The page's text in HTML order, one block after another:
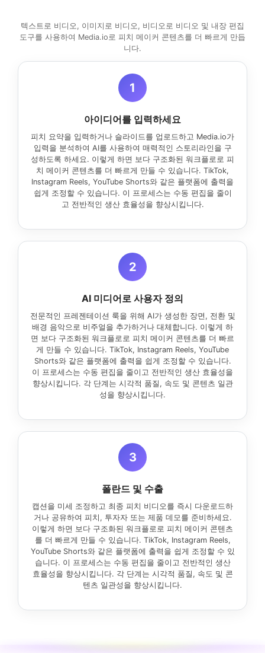
텍스트로 비디오, 이미지로 비디오, 비디오로 비디오 및 내장 편집
도구를 사용하여 Media.io로 피치 메이커 콘텐츠를 더 빠르게 만듭
니다.
1
아이디어를 입력하세요
피치 요약을 입력하거나 슬라이드를 업로드하고 Media.io가
입력을 분석하여 AI를 사용하여 매력적인 스토리라인을 구
성하도록 하세요. 이렇게 하면 보다 구조화된 워크플로로 피
치 메이커 콘텐츠를 더 빠르게 만들 수 있습니다. TikTok,
Instagram Reels, YouTube Shorts와 같은 플랫폼에 출력을
쉽게 조정할 수 있습니다. 이 프로세스는 수동 편집을 줄이
고 전반적인 생산 효율성을 향상시킵니다.
2
AI 미디어로 사용자 정의
전문적인 프레젠테이션 룩을 위해 AI가 생성한 장면, 전환 및
배경 음악으로 비주얼을 추가하거나 대체합니다. 이렇게 하
면 보다 구조화된 워크플로로 피치 메이커 콘텐츠를 더 빠르
게 만들 수 있습니다. TikTok, Instagram Reels, YouTube
Shorts와 같은 플랫폼에 출력을 쉽게 조정할 수 있습니다.
이 프로세스는 수동 편집을 줄이고 전반적인 생산 효율성을
향상시킵니다. 각 단계는 시각적 품질, 속도 및 콘텐츠 일관
성을 향상시킵니다.
3
폴란드 및 수출
캡션을 미세 조정하고 최종 피치 비디오를 즉시 다운로드하
거나 공유하여 피치, 투자자 또는 제품 데모를 준비하세요.
이렇게 하면 보다 구조화된 워크플로로 피치 메이커 콘텐츠
를 더 빠르게 만들 수 있습니다. TikTok, Instagram Reels,
YouTube Shorts와 같은 플랫폼에 출력을 쉽게 조정할 수 있
습니다. 이 프로세스는 수동 편집을 줄이고 전반적인 생산
효율성을 향상시킵니다. 각 단계는 시각적 품질, 속도 및 콘
텐츠 일관성을 향상시킵니다.